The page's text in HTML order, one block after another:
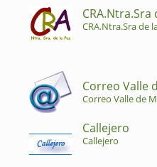
CRA.Ntra.Sra
CRA.Ntra.Sra de
Correo Valle
Correo Valle de
Callejero
Callejero